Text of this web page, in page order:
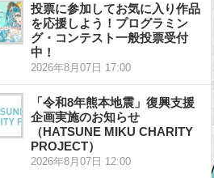
投票に参加してお気に入り作品
を応援しよう！プログラミン
グ・コンテスト一般投票受付
中！
2026年8月07日 17:00
「令和8年熊本地震」復興支援
企画実施のお知らせ
（HATSUNE MIKU CHARITY
PROJECT）
2026年8月07日 12:00